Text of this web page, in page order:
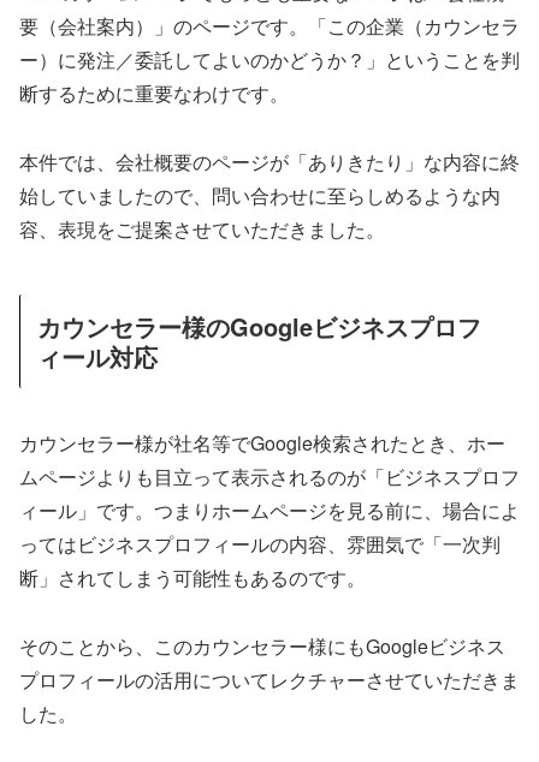
要（会社案内）」のページです。「この企業（カウンセラ
ー）に発注／委託してよいのかどうか？」ということを判
断するために重要なわけです。
本件では、会社概要のページが「ありきたり」な内容に終
始していましたので、問い合わせに至らしめるような内
容、表現をご提案させていただきました。
カウンセラー様のGoogleビジネスプロフ
ィール対応
カウンセラー様が社名等でGoogle検索されたとき、ホー
ムページよりも目立って表示されるのが「ビジネスプロフ
ィール」です。つまりホームページを見る前に、場合によ
ってはビジネスプロフィールの内容、雰囲気で「一次判
断」されてしまう可能性もあるのです。
そのことから、このカウンセラー様にもGoogleビジネス
プロフィールの活用についてレクチャーさせていただきま
した。